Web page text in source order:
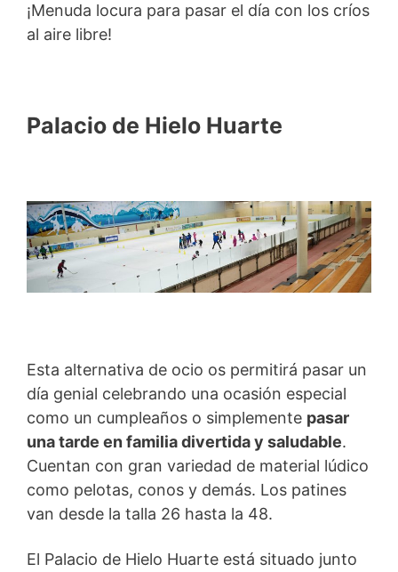
¡Menuda locura para pasar el día con los críos
al aire libre!
Palacio de Hielo Huarte
Esta alternativa de ocio os permitirá pasar un
día genial celebrando una ocasión especial
como un cumpleaños o simplemente pasar
una tarde en familia divertida y saludable.
Cuentan con gran variedad de material lúdico
como pelotas, conos y demás. Los patines
van desde la talla 26 hasta la 48.
El Palacio de Hielo Huarte está situado junto